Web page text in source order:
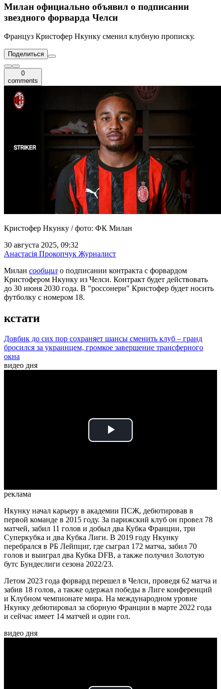
Милан официально объявил о подписании
звездного форварда Челси
Француз Кристофер Нкунку сменил клубную прописку.
Поделиться
0
comments
Кристофер Нкунку / фото: ФК Милан
30 августа 2025, 09:32
Анастасія Прокопчук Журналист
Милан сообщил о подписании контракта с форвардом
Кристофером Нкунку из Челси. Контракт будет действовать
до 30 июня 2030 года. В "россонери" Кристофер будет носить
футболку с номером 18.
кстати
Довбик до сих пор сохраняет шансы сменить клуб – гранд
бросился за украинцем, громкое завершение трансферного
окна
видео дня
Play
реклама
Нкунку начал карьеру в академии ПСЖ, дебютировав в
первой команде в 2015 году. За парижский клуб он провел 78
матчей, забил 11 голов и добыл два Кубка Франции, три
Суперкубка и два Кубка Лиги. В 2019 году Нкунку
перебрался в РБ Лейпциг, где сыграл 172 матча, забил 70
голов и выиграл два Кубка DFB, а также получил Золотую
бутс Бундеслиги сезона 2022/23.
Летом 2023 года форвард перешел в Челси, проведя 62 матча и
забив 18 голов, а также одержал победы в Лиге конференций
и Клубном чемпионате мира. На международном уровне
Нкунку дебютировал за сборную Франции в марте 2022 года
и сейчас имеет 14 матчей и один гол.
видео дня